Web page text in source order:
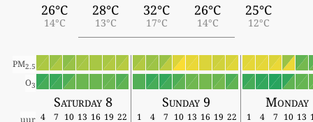
26°C
14°C
28°C
13°C
32°C
17°C
26°C
14°C
25°C
12°C
PM2.5
O3
Saturday 8 Sunday 9 Monday
uur 4 7 10 13 16 19 22 1 4 7 10 13 16 19 22 1 4 7 10 13